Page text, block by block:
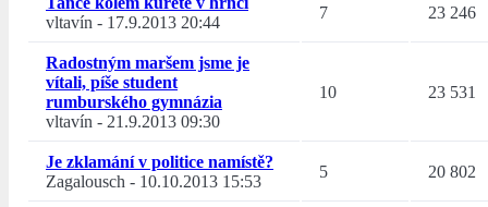
vltavín - 17.9.2013 20:44
7 23 246
Radostným maršem jsme je
vítali, píše student
rumburského gymnázia
vltavín - 21.9.2013 09:30
10 23 531
Je zklamání v politice namístě?
Zagalousch - 10.10.2013 15:53
5 20 802